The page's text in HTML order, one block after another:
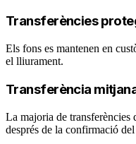
Transferències
Els fons es mantenen en
el lliurament.
Transferència
La majoria de transferències
després de la confirmació